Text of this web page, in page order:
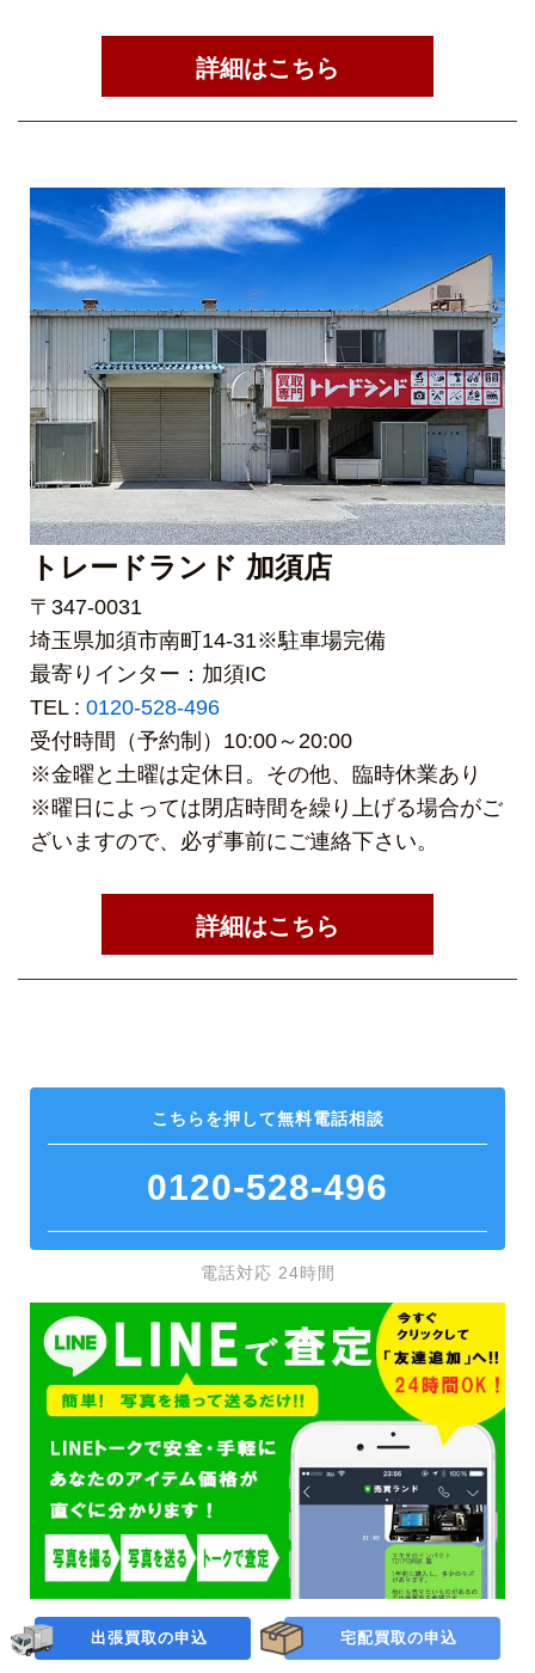
詳細はこちら
トレードランド 加須店
〒347-0031
埼玉県加須市南町14-31※駐車場完備
最寄りインター：加須IC
TEL : 0120-528-496
受付時間（予約制）10:00～20:00
※金曜と土曜は定休日。その他、臨時休業あり
※曜日によっては閉店時間を繰り上げる場合がご
ざいますので、必ず事前にご連絡下さい。
詳細はこちら
出張買取の申込 宅配買取の申込
こちらを押して無料電話相談
0120-528-496
電話対応 24時間